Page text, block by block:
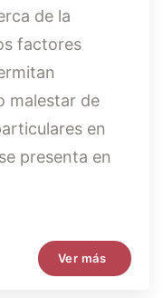
de la
factores
malestar de
en
presenta en
Ver más